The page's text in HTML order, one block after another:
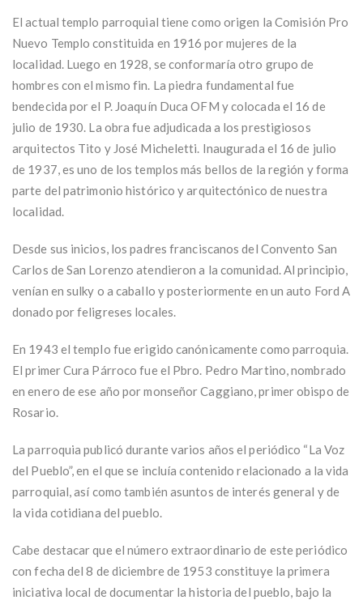
El actual templo parroquial tiene como origen la Comisión Pro
Nuevo Templo constituida en 1916 por mujeres de la
localidad. Luego en 1928, se conformaría otro grupo de
hombres con el mismo fin. La piedra fundamental fue
bendecida por el P. Joaquín Duca OFM y colocada el 16 de
julio de 1930. La obra fue adjudicada a los prestigiosos
arquitectos Tito y José Micheletti. Inaugurada el 16 de julio
de 1937, es uno de los templos más bellos de la región y forma
parte del patrimonio histórico y arquitectónico de nuestra
localidad.
Desde sus inicios, los padres franciscanos del Convento San
Carlos de San Lorenzo atendieron a la comunidad. Al principio,
venían en sulky o a caballo y posteriormente en un auto Ford A
donado por feligreses locales.
En 1943 el templo fue erigido canónicamente como parroquia.
El primer Cura Párroco fue el Pbro. Pedro Martino, nombrado
en enero de ese año por monseñor Caggiano, primer obispo de
Rosario.
La parroquia publicó durante varios años el periódico “La Voz
del Pueblo”, en el que se incluía contenido relacionado a la vida
parroquial, así como también asuntos de interés general y de
la vida cotidiana del pueblo.
Cabe destacar que el número extraordinario de este periódico
con fecha del 8 de diciembre de 1953 constituye la primera
iniciativa local de documentar la historia del pueblo, bajo la